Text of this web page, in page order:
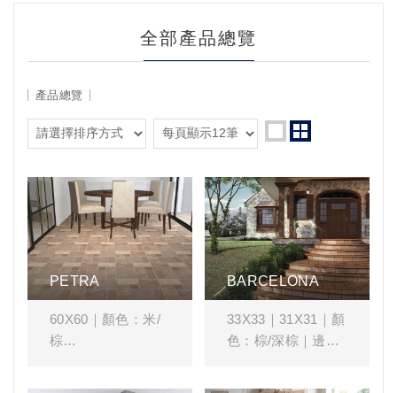
全部產品總覽
產品總覽
PETRA
60X60｜顏色：米/
棕
BARCELONA
33X33｜31X31｜顏
色：棕/深棕｜邊飾/